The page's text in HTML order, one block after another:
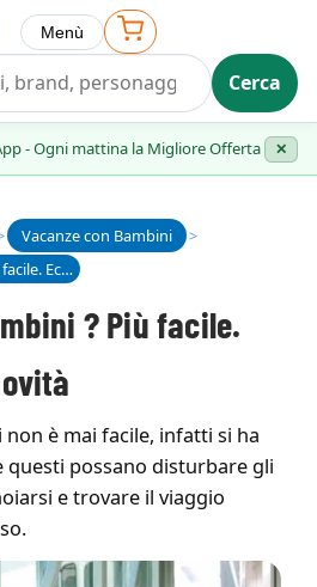
Cerca
Menù
- Ogni mattina la Migliore Offerta ✕
Vacanze con Bambini
>
Volare con bambini ? Più facile. Ecco alcune novità
? Più facile.
è mai facile, infatti si ha
questi possano disturbare gli
e trovare il viaggio